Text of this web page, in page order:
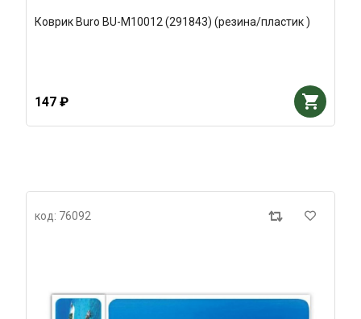
Коврик Buro BU-M10012 (291843) (резина/пластик )
147 ₽
код: 76092